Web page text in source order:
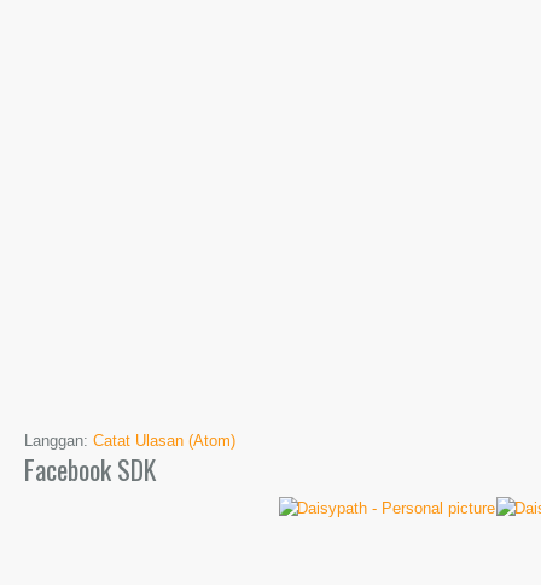
Langgan: Catat Ulasan (Atom)
Facebook SDK